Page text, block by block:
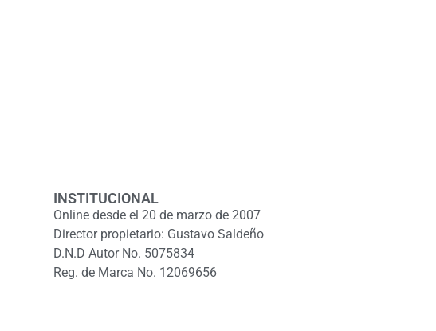
INSTITUCIONAL
Online desde el 20 de marzo de 2007
Director propietario: Gustavo Saldeño
D.N.D Autor No. 5075834
Reg. de Marca No. 12069656